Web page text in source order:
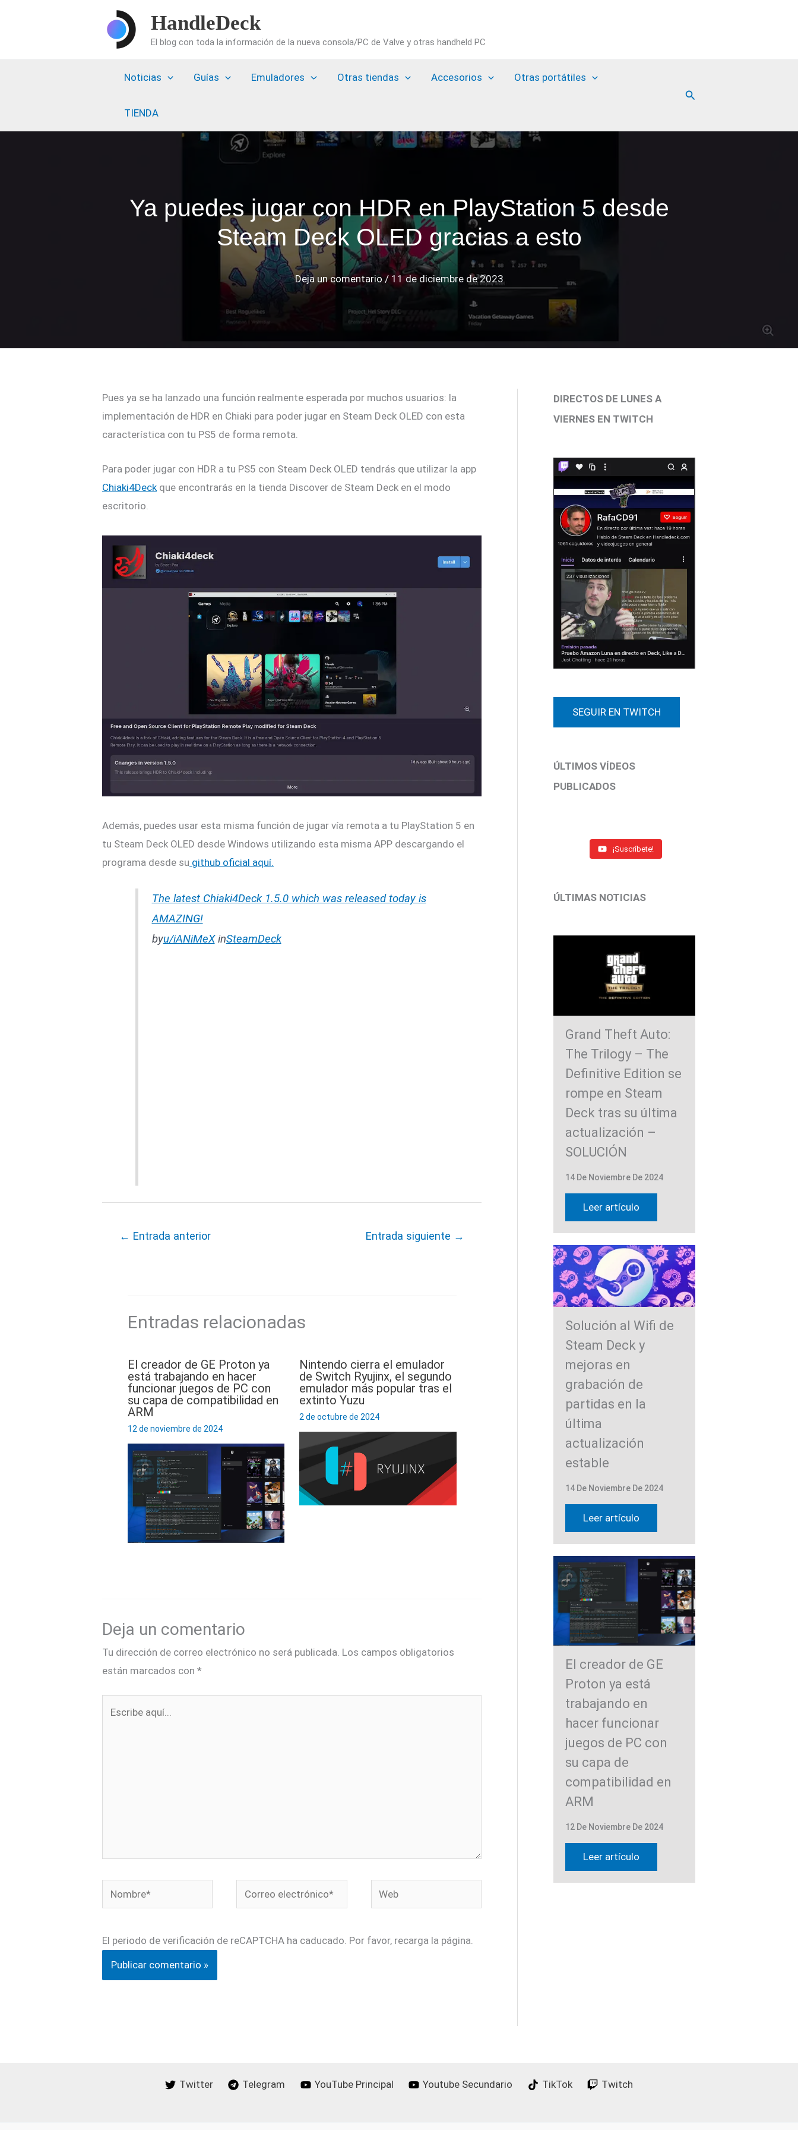
HandleDeck
El blog con toda la información de la nueva consola/PC de Valve y otras handheld PC
Noticias Guías Emuladores Otras tiendas Accesorios Otras portátiles
TIENDA
Buscar
Ya puedes jugar con HDR en PlayStation 5 desde
Steam Deck OLED gracias a esto
Deja un comentario / 11 de diciembre de 2023
Pues ya se ha lanzado una función realmente esperada por muchos usuarios: la
implementación de HDR en Chiaki para poder jugar en Steam Deck OLED con esta
característica con tu PS5 de forma remota.
Para poder jugar con HDR a tu PS5 con Steam Deck OLED tendrás que utilizar la app
Chiaki4Deckque encontrarás en la tienda Discover de Steam Deck en el modo
escritorio.
Además, puedes usar esta misma función de jugar vía remota a tu PlayStation 5 en
tu Steam Deck OLED desde Windows utilizando esta misma APP descargando el
programa desde su github oficial aquí.
The latest Chiaki4Deck 1.5.0 which was released today is
AMAZING!
byu/iANiMeXinSteamDeck
← Entrada anterior Entrada siguiente →
Entradas relacionadas
El creador de GE Proton ya
está trabajando en hacer
funcionar juegos de PC con
su capa de compatibilidad en
ARM
12 de noviembre de 2024
Nintendo cierra el emulador
de Switch Ryujinx, el segundo
emulador más popular tras el
extinto Yuzu
2 de octubre de 2024
Deja un comentario
Tu dirección de correo electrónico no será publicada. Los campos obligatorios
están marcados con *
Nombre*
Correo
electrónico*
Web
El periodo de verificación de reCAPTCHA ha caducado. Por favor, recarga la página.
DIRECTOS DE LUNES A
VIERNES EN TWITCH
SEGUIR EN TWITCH
ÚLTIMOS VÍDEOS
PUBLICADOS
¡Suscríbete!
ÚLTIMAS NOTICIAS
Grand Theft Auto:
The Trilogy – The
Definitive Edition se
rompe en Steam
Deck tras su última
actualización –
SOLUCIÓN
14 De Noviembre De 2024
Leer artículo
Solución al Wifi de
Steam Deck y
mejoras en
grabación de
partidas en la
última
actualización
estable
14 De Noviembre De 2024
Leer artículo
El creador de GE
Proton ya está
trabajando en
hacer funcionar
juegos de PC con
su capa de
compatibilidad en
ARM
12 De Noviembre De 2024
Leer artículo
Twitter Telegram YouTube Principal Youtube Secundario TikTok Twitch